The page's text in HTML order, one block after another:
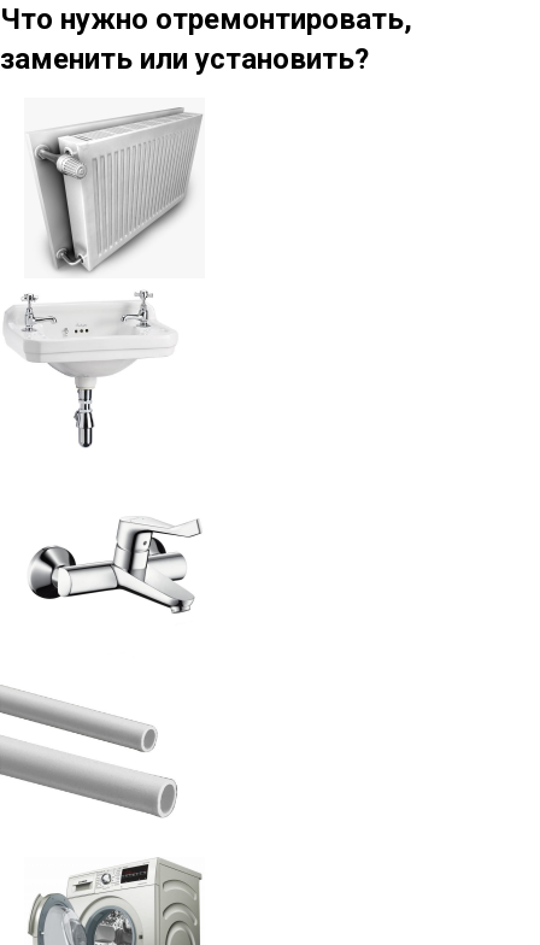
Что нужно отремонтировать,
заменить или установить?
Умывальник
раковина